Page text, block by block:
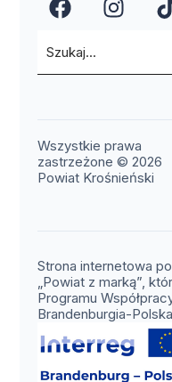
(otwiera
Wszystkie prawa
zastrzeżone © 2026
Powiat Krośnieński
Strona internetowa
„Powiat z marką”,
Programu
Brandenburgia-